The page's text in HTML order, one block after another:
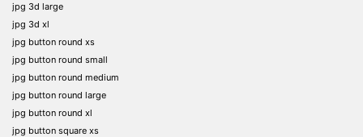
jpg 3d large
jpg 3d xl
jpg button round xs
jpg button round small
jpg button round medium
jpg button round large
jpg button round xl
jpg button square xs